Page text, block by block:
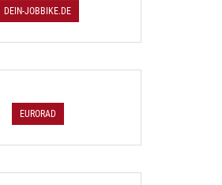
DEIN-JOBBIKE.DE
EURORAD